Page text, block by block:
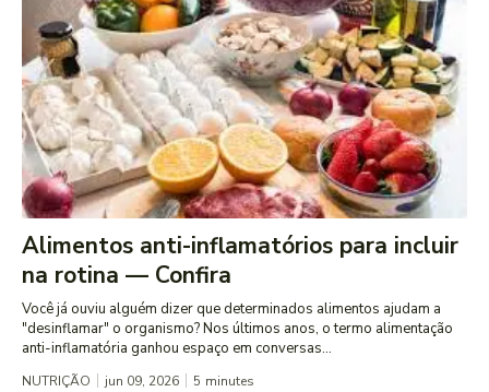
Alimentos anti-inflamatórios para incluir
na rotina — Confira
Você já ouviu alguém dizer que determinados alimentos ajudam a
"desinflamar" o organismo? Nos últimos anos, o termo alimentação
anti-inflamatória ganhou espaço em conversas...
NUTRIÇÃO jun 09, 2026 5 minutes